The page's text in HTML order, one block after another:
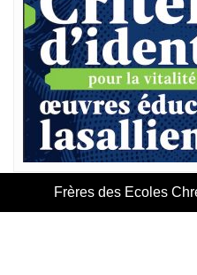
Frères des Ecoles